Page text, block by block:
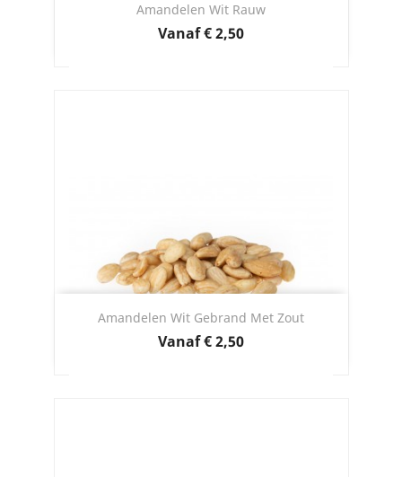
Amandelen Wit Rauw
VanafPrijs
€ 2,50
Amandelen Wit Gebrand Met Zout
VanafPrijs
€ 2,50